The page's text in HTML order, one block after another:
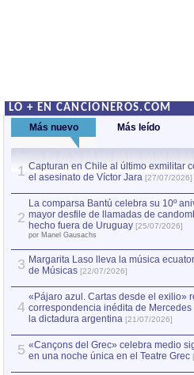
LO + EN CANCIONEROS.COM
Más nuevo Más leído
1 Capturan en Chile al último exmilitar
el asesinato de Víctor Jara [27/07/2026]
2
La comparsa Bantú celebra su 10º
mayor desfile de llamadas de
hecho fuera de Uruguay [25/07/2026]
por Manel Gausachs
3 Margarita Laso lleva la música
de Músicas [22/07/2026]
4
«Pájaro azul. Cartas desde el exilio»
correspondencia inédita de Mercedes
la dictadura argentina [21/07/2026]
5 «Cançons del Grec» celebra medio
en una noche única en el Teatre Grec